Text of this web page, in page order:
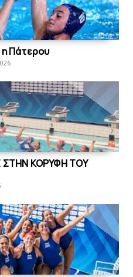
η Πάτερου
ΣΤΗΝ ΚΟΡΥΦΗ ΤΟΥ